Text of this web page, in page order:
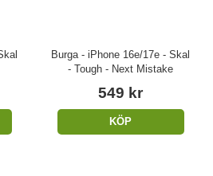
Burga - iPhone 16e/17e - Skal
- Tough - Next Mistake
549 kr
KÖP